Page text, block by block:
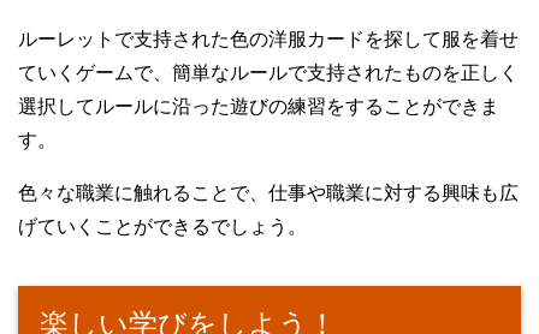
ルーレットで支持された色の洋服カードを探して服を着せ
ていくゲームで、簡単なルールで支持されたものを正しく
選択してルールに沿った遊びの練習をすることができま
す。
色々な職業に触れることで、仕事や職業に対する興味も広
げていくことができるでしょう。
楽しい学びをしよう！